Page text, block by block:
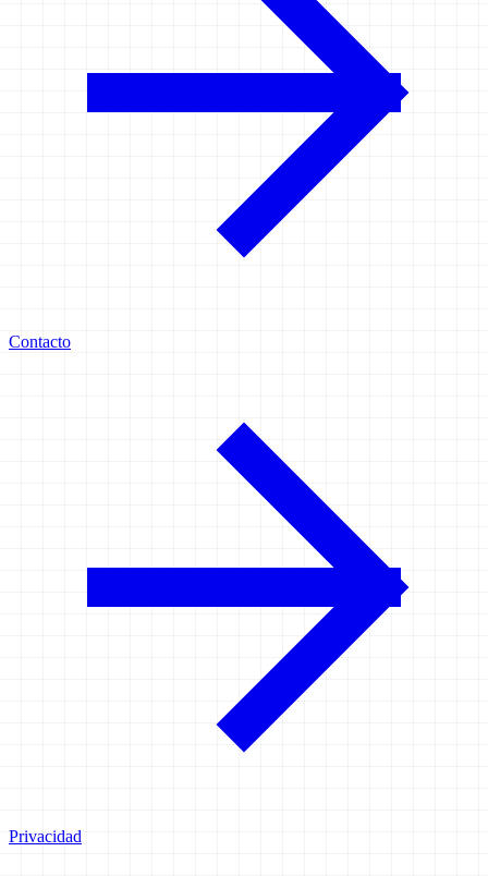
Contacto
Privacidad